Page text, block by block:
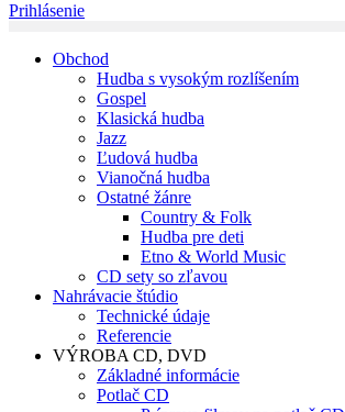
Prihlásenie
Obchod
Hudba s vysokým rozlíšením
Gospel
Klasická hudba
Jazz
Ľudová hudba
Vianočná hudba
Ostatné žánre
Country & Folk
Hudba pre deti
Etno & World Music
CD sety so zľavou
Nahrávacie štúdio
Technické údaje
Referencie
VÝROBA CD, DVD
Základné informácie
Potlač CD